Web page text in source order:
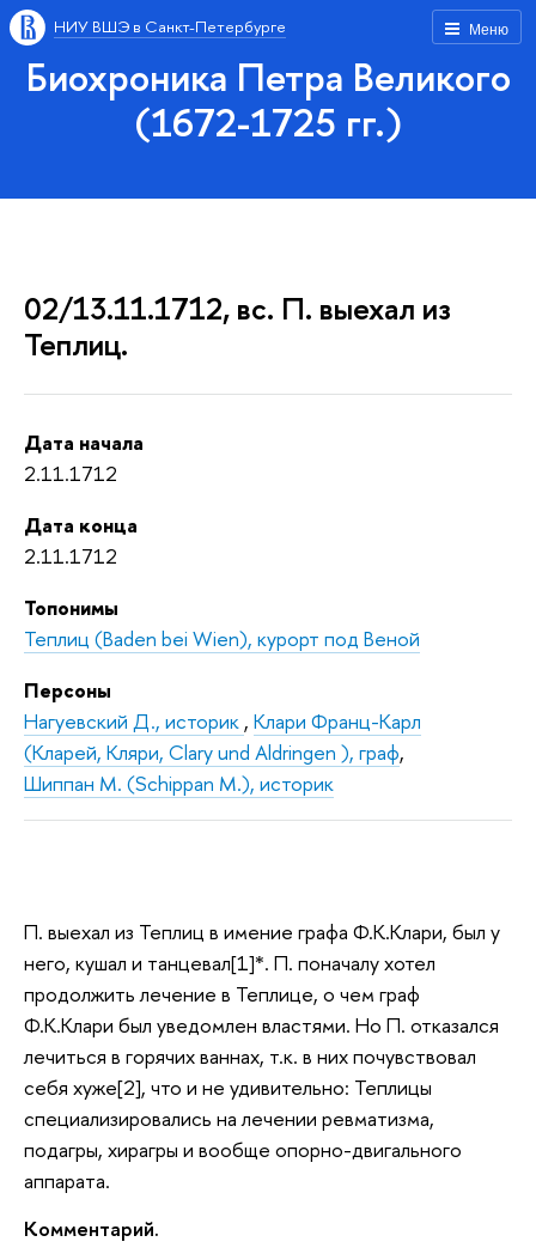
Меню
НИУ ВШЭ в Санкт-Петербурге
Биохроника Петра Великого
(1672-1725 гг.)
02/13.11.1712, вс. П. выехал из
Теплиц.
Дата начала
2.11.1712
Дата конца
2.11.1712
Топонимы
Теплиц (Baden bei Wien), курорт под Веной
Персоны
Нагуевский Д., историк , Клари Франц-Карл
(Кларей, Кляри, Clary und Aldringen ), граф,
Шиппан М. (Schippan M.), историк
П. выехал из Теплиц в имение графа Ф.К.Клари, был у
него, кушал и танцевал[1]*. П. поначалу хотел
продолжить лечение в Теплице, о чем граф
Ф.К.Клари был уведомлен властями. Но П. отказался
лечиться в горячих ваннах, т.к. в них почувствовал
себя хуже[2], что и не удивительно: Теплицы
специализировались на лечении ревматизма,
подагры, хирагры и вообще опорно-двигального
аппарата.
Комментарий.